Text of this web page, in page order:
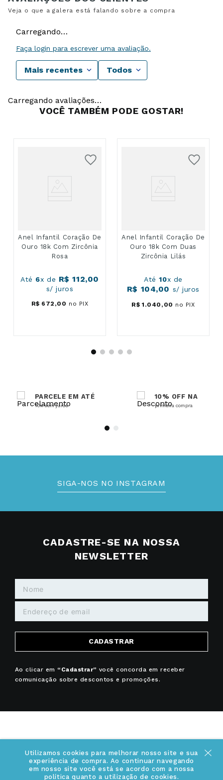
Utilizamos cookies para melhorar nosso site e sua
experiência de compra. Ao continuar navegando
em nosso site você está se acordo com a nossa
política quanto a utilização de cookies.
Carregando…
Faça login para escrever uma avaliação.
Mais recentes Todos
Carregando avaliações…
VOCÊ TAMBÉM PODE GOSTAR!
Anel Infantil Coração De
Ouro 18k Com Zircônia
Rosa
Até 6x de R$ 112,00
s/ juros
R$ 672 ,00 no PIX
Anel Infantil Coração De
Ouro 18k Com Duas
Zircônia Lilás
Até10x de
R$ 104,00 s/ juros
R$ 1 .040 , 00 no PIX
PARCELE EM ATÉ
10x sem juros
10% OFF NA
primeira compra
SIGA-NOS NO INSTAGRAM
CADASTRE-SE NA NOSSA
NEWSLETTER
CADASTRAR
Ao clicar em “Cadastrar” você concorda em receber
comunicação sobre descontos e promoções.
INSTITUCIONAL +
Quem somos